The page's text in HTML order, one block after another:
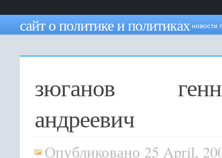
сайт о политике и политиках новости
зюганов
андреевич
Опубликовано 25 April,